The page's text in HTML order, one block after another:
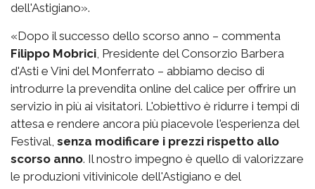
dell'Astigiano».
«Dopo il successo dello scorso anno – commenta
Filippo Mobrici, Presidente del Consorzio Barbera
d'Asti e Vini del Monferrato – abbiamo deciso di
introdurre la prevendita online del calice per offrire un
servizio in più ai visitatori. L'obiettivo è ridurre i tempi di
attesa e rendere ancora più piacevole l'esperienza del
Festival, senza modificare i prezzi rispetto allo
scorso anno. Il nostro impegno è quello di valorizzare
le produzioni vitivinicole dell'Astigiano e del